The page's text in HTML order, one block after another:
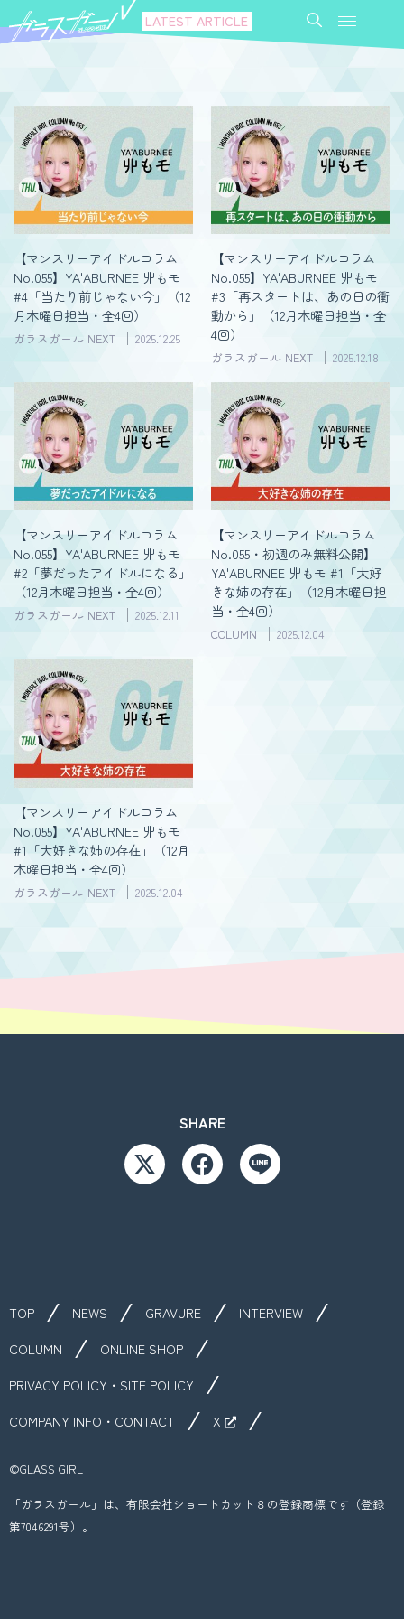
LATEST ARTICLE
【マンスリーアイドルコラム
No.055】YA'ABURNEE 丱もモ
#4「当たり前じゃない今」（12
月木曜日担当・全4回）
ガラスガール NEXT 2025.12.25
【マンスリーアイドルコラム
No.055】YA'ABURNEE 丱もモ
#3「再スタートは、あの日の衝
動から」（12月木曜日担当・全
4回）
ガラスガール NEXT 2025.12.18
【マンスリーアイドルコラム
No.055】YA'ABURNEE 丱もモ
#2「夢だったアイドルになる」
（12月木曜日担当・全4回）
ガラスガール NEXT 2025.12.11
【マンスリーアイドルコラム
No.055・初週のみ無料公開】
YA'ABURNEE 丱もモ #1「大好
きな姉の存在」（12月木曜日担
当・全4回）
COLUMN 2025.12.04
【マンスリーアイドルコラム
No.055】YA'ABURNEE 丱もモ
#1「大好きな姉の存在」（12月
木曜日担当・全4回）
ガラスガール NEXT 2025.12.04
SHARE
TOP NEWS GRAVURE
INTERVIEW
COLUMN
ONLINE SHOP
PRIVACY POLICY・SITE POLICY
COMPANY INFO・CONTACT
X
©︎GLASS GIRL
「ガラスガール」は、有限会社ショートカット８の登録商標です（登録
第7046291号）。